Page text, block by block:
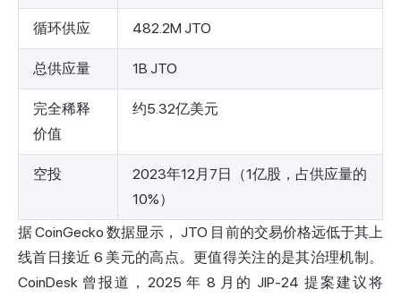
循环供应 482.2M JTO
总供应量 1B JTO
完全稀释
价值
约5.32亿美元
空投
2023年12月7日（1亿股，占供应量的
10%）
据 CoinGecko 数据显示， JTO 目前的交易价格远低于其上
线首日接近 6 美元的高点。更值得关注的是其治理机制。
CoinDesk 曾报道 ，2025 年 8 月的 JIP-24 提案建议将